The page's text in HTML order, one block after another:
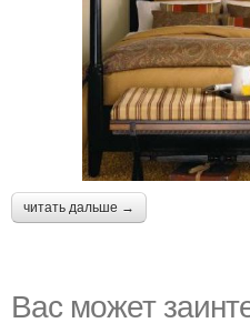
читать дальше →
Вас может